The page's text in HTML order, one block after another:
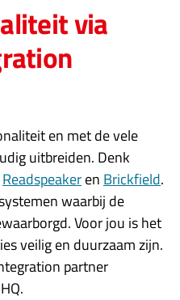
via
en met de vele
uitbreiden. Denk
Readspeakeren Brickfield.
waarbij de
Voor jou is het
veilig en duurzaam zijn.
partner